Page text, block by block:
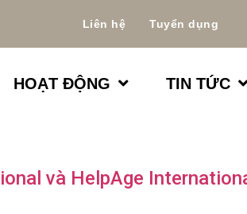
Liên hệ Tuyển dụng
HOẠT ĐỘNG TIN TỨC
và HelpAge